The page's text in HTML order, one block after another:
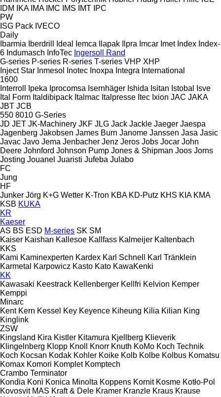
IDM
IKA IMA IMC IMS IMT IPC
PW
ISG Pack IVECO
Daily
Ibarmia
Iberdrill Ideal Iemca Ilapak Ilpra Imcar Imet Index Index-
6 Indumasch InfoTec Ingersoll Rand
G-series P-series R-series T-series VHP XHP
Inject Star Inmesol Inotec Inoxpa Integra International
1600
Interroll
Ipeka Iprocomsa Isernhäger Ishida Isitan Istobal
Isve
Ital Form Italdibipack Italmac Italpresse Itec Ixion JAC JAKA
JBT JCB
550 8010 G-Series
JD JET JK-Machinery JKF JLG Jack Jackle Jaeger Jaespa
Jagenberg Jakobsen James Burn Janome Janssen Jasa Jasic
Javac Javo Jema Jenbacher Jenz Jeros Jobs Jocar John
Deere Johnford Johnson Pump Jones & Shipman Joos Jorns
Josting Jouanel Juaristi Jufeba Julabo
FC
Jung
HF
Junker Jörg K+G Wetter K-Tron KBA KD-Putz KHS KIA KMA
KSB KUKA
KR
Kaeser
AS BS ESD M-series SK SM
Kaiser Kaishan Kallesoe Kallfass Kalmeijer Kaltenbach
KKS
Kami Kaminexperten Kardex Karl Schnell
Karl Tränklein
Karmetal
Karpowicz Kasto Kato KawaKenki
KK
Kawasaki Keestrack Kellenberger Kellfri Kelvion Kemper
Kemppi
Minarc
Kent Kern Kessel Key Keyence Kiheung Kilia Kilian King
Kinglink
ZSW
Kingsland Kira Kistler Kitamura Kjellberg Klieverik
Klingelnberg Klopp Knoll Knorr Knuth KoMo Koch Technik
Koch Kocsan Kodak Kohler Koike Kolb Kolbe Kolbus Komatsu
Komax Komori Komplet Komptech
Crambo Terminator
Kondia Koni Konica Minolta Koppens Kornit Kosme Kotło-Pol
Kovosvit MAS Kraft & Dele Kramer Kranzle Kraus Krause